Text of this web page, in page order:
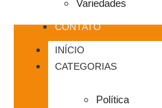
Variedades
CONTATO
INÍCIO
CATEGORIAS
Política